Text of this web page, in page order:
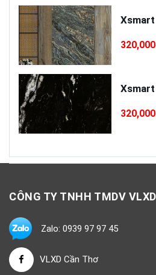
CÔNG TY TNHH TMDV
Zalo: 0939 97 97 45
VLXD Cần Thơ